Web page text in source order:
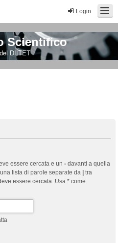
Login
Scientifico
DIITET
essere cercata e un - davanti a quella
lista di parole separate da
tra
essere cercata. Usa * come